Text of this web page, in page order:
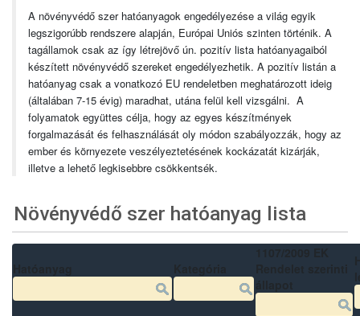
A növényvédő szer hatóanyagok engedélyezése a világ egyik
legszigorúbb rendszere alapján, Európai Uniós szinten történik. A
tagállamok csak az így létrejövő ún. pozitív lista hatóanyagaiból
készített növényvédő szereket engedélyezhetik. A pozitív listán a
hatóanyag csak a vonatkozó EU rendeletben meghatározott ideig
(általában 7-15 évig) maradhat, utána felül kell vizsgálni. A
folyamatok együttes célja, hogy az egyes készítmények
forgalmazását és felhasználását oly módon szabályozzák, hogy az
ember és környezete veszélyeztetésének kockázatát kizárják,
illetve a lehető legkisebbre csökkentsék.
Növényvédő szer hatóanyag lista